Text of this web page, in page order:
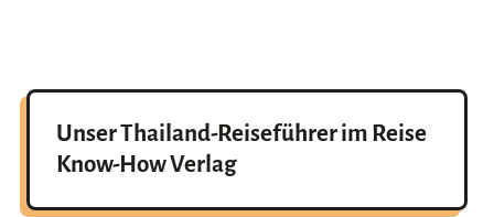
Unser Thailand-Reiseführer im Reise
Know-How Verlag